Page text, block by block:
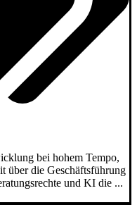
bei hohem Tempo,
über die Geschäftsführung
und KI die ...